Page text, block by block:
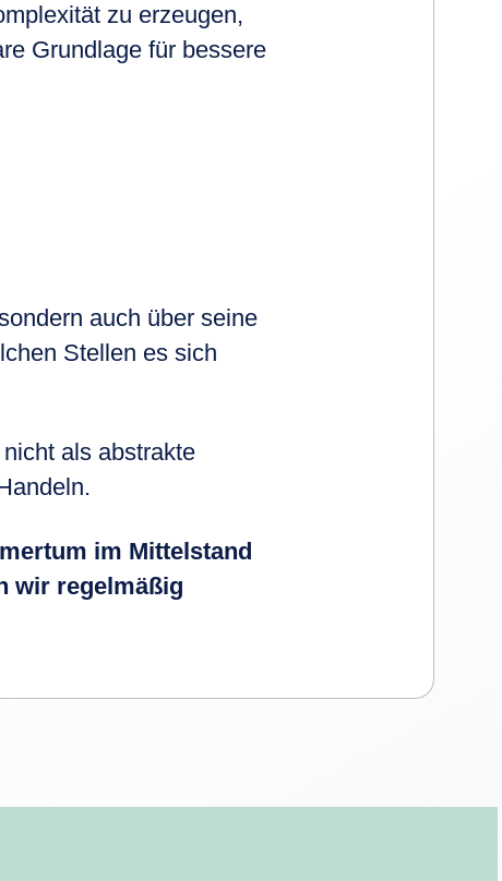
zu erzeugen,
Grundlage für bessere
auch über seine
Stellen es sich
als abstrakte
im Mittelstand
wir regelmäßig